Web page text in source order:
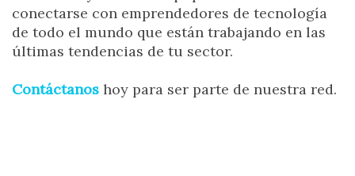
conectarse con emprendedores de tecnología
de todo el mundo que están trabajando en las
últimas tendencias de tu sector.
Contáctanos hoy para ser parte de nuestra red.